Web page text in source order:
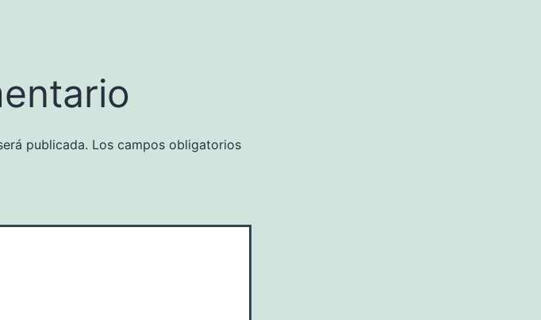
publicada. Los campos obligatorios